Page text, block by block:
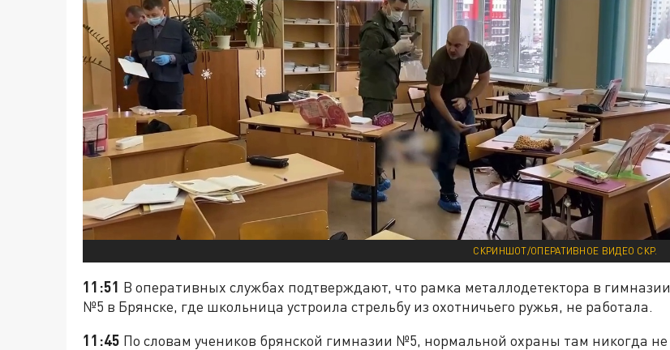
СКРИНШОТ/ОПЕРАТИВНОЕ ВИДЕО СКР.
11:51 В оперативных службах подтверждают, что рамка металлодетектора в гимназии
№5 в Брянске, где школьница устроила стрельбу из охотничьего ружья, не работала.
11:45 По словам учеников брянской гимназии №5, нормальной охраны там никогда не